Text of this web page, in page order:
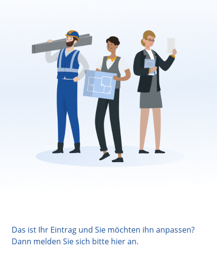
Das ist Ihr Eintrag und Sie möchten ihn anpassen?
Dann melden Sie sich bitte hieran.